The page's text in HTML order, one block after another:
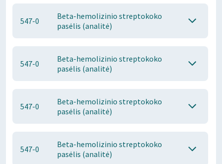
547-0
Beta-hemolizinio streptokoko
pasėlis (analitė)
547-0
Beta-hemolizinio streptokoko
pasėlis (analitė)
547-0
Beta-hemolizinio streptokoko
pasėlis (analitė)
547-0
Beta-hemolizinio streptokoko
pasėlis (analitė)